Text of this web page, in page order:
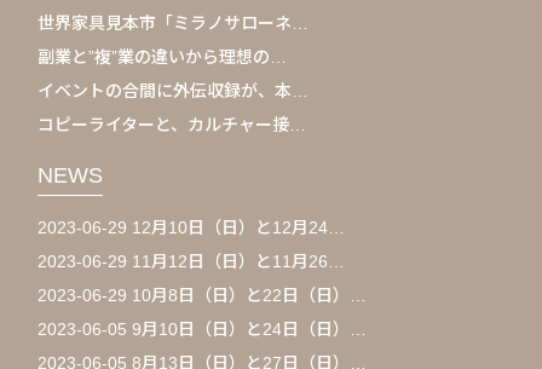
世界家具見本市「ミラノサローネ…
副業と”複”業の違いから理想の…
イベントの合間に外伝収録が、本…
コピーライターと、カルチャー接…
NEWS
2023-06-29 12月10日（日）と12月24…
2023-06-29 11月12日（日）と11月26…
2023-06-29 10月8日（日）と22日（日）…
2023-06-05 9月10日（日）と24日（日）…
2023-06-05 8月13日（日）と27日（日）…